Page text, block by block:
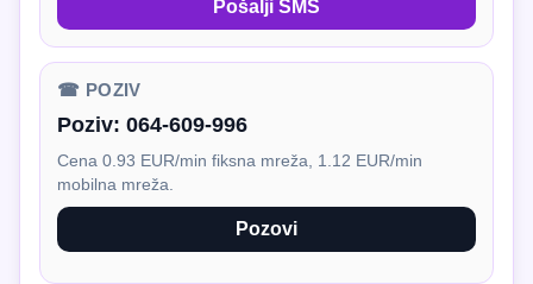
Pošalji SMS
☎ POZIV
Poziv: 064-609-996
Cena 0.93 EUR/min fiksna mreža, 1.12 EUR/min
mobilna mreža.
Pozovi